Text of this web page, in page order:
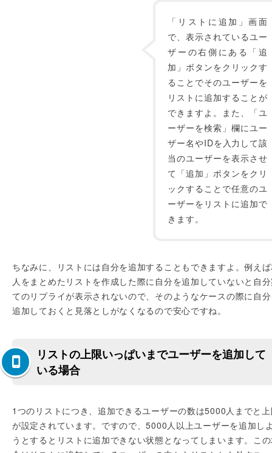
「リストに追加」画面
で、表示されているユー
ザーの右側にある「追
加」ボタンをクリックす
ることでそのユーザーを
リストに追加することが
できますよ。また、「ユ
ーザーを検索」欄にユー
ザー名やIDを入力して該
当のユーザーを表示させ
て「追加」ボタンをクリ
ックすることで任意のユ
ーザーをリストに追加で
きます。
ちなみに、リストには自分を追加することもできますよ。例え
人をまとめたリストを作成した際に自分を追加していないと自
てのリプライが表示されないので、そのようなケースの際に自
追加しておくと見落としがなくなるので安心ですね。
リストの上限いっぱいまでユーザーを追加して
いる場合
1つのリストにつき、追加できるユーザーの数は5000人までと
が設定されています。ですので、5000人以上ユーザーを追加し
うとするとリストに追加できない状態となってしまいます。こ